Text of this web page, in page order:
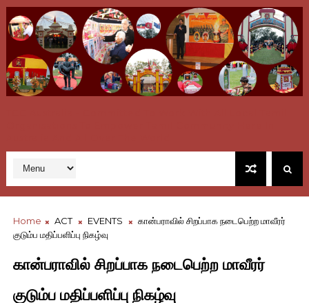
Home ACT EVENTS
கான்பராவில் சிறப்பாக நடைபெற்ற மாவீரர்
குடும்ப மதிப்பளிப்பு நிகழ்வு
கான்பராவில் சிறப்பாக நடைபெற்ற மாவீரர்
குடும்ப மதிப்பளிப்பு நிகழ்வு